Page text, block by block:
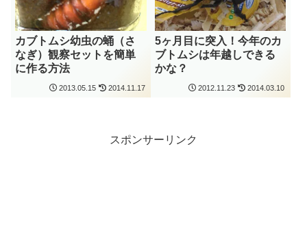
カブトムシ幼虫の蛹（さ
なぎ）観察セットを簡単
に作る方法
2013.05.15 2014.11.17
5ヶ月目に突入！今年のカ
ブトムシは年越しできる
かな？
2012.11.23 2014.03.10
スポンサーリンク